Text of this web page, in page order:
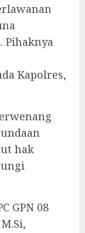
Pihaknya
Kapolres,
hak
GPN 08